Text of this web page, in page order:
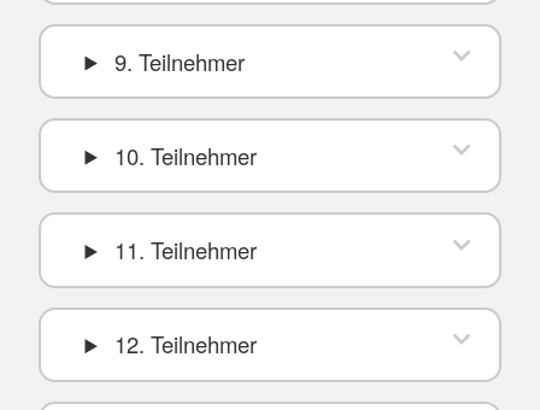
9. Teilnehmer
10. Teilnehmer
11. Teilnehmer
12. Teilnehmer